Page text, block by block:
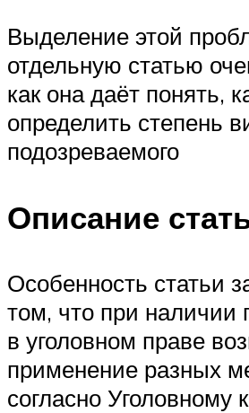
Выделение этой
отдельную статью
как она даёт понять,
определить степень
подозреваемого
Описание
Особенность статьи
том, что при наличии
в уголовном праве
применение разных
согласно Уголовному